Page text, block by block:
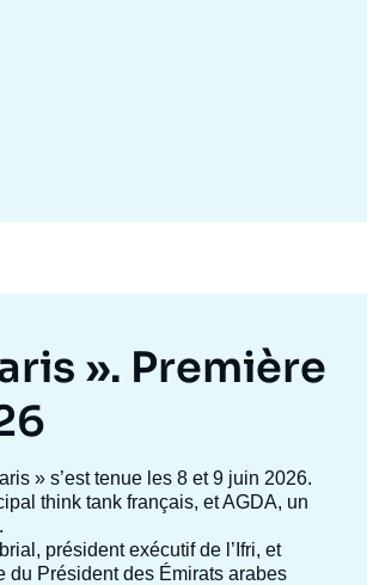
». Première
» s’est tenue les 8 et 9 juin 2026.
think tank français, et AGDA, un
, président exécutif de l’Ifri, et
du Président des Émirats arabes